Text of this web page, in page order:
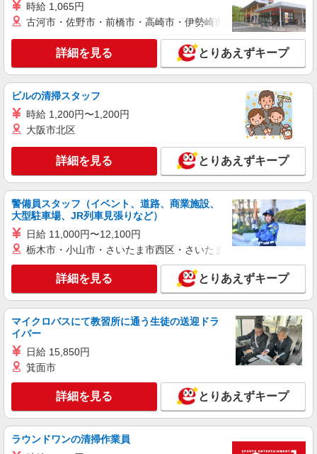
時給 1,065円
古河市・佐野市・前橋市・高崎市・伊勢崎市・太田市・館林市
詳細を見る とりあえずキープ
ビルの清掃スタッフ
時給 1,200円〜1,200円
大阪市北区
詳細を見る とりあえずキープ
警備員スタッフ（イベント、道路、商業施設、
大型駐車場、JR列車見張りなど）
日給 11,000円〜12,100円
栃木市・小山市・さいたま市西区・さいたま市岩槻区・久喜市・
詳細を見る とりあえずキープ
マイクロバスにて教習所に通う生徒の送迎ドラ
イバー
日給 15,850円
箕面市
詳細を見る とりあえずキープ
ラウンドワンの清掃作業員